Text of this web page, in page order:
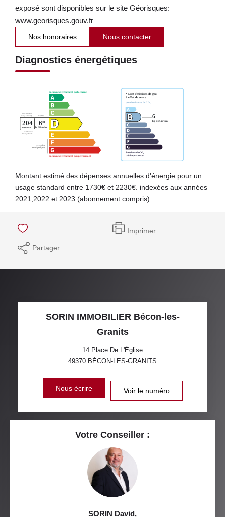
exposé sont disponibles sur le site Géorisques:
www.georisques.gouv.fr
Nos honoraires Nous contacter
Diagnostics énergétiques
Montant estimé des dépenses annuelles d'énergie pour un
usage standard entre 1730€ et 2230€. indexées aux années
2021,2022 et 2023 (abonnement compris).
Imprimer
Partager
SORIN IMMOBILIER Bécon-les-
Granits
14 Place De L'Église
49370 BÉCON-LES-GRANITS
Nous écrire Voir le numéro
Votre Conseiller :
SORIN David,